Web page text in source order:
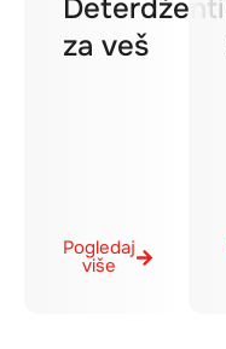
Deterdženti
za veš
Pogledaj
više